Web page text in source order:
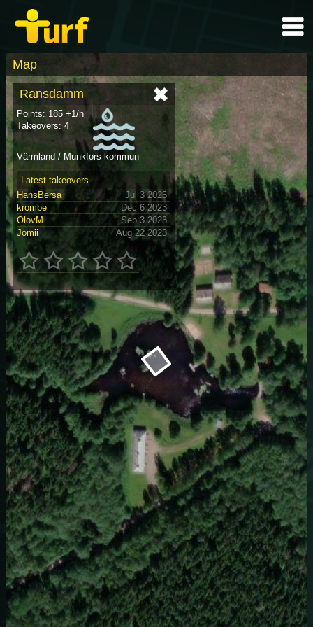
Map
Ransdamm
Points: 185 +1/h
Takeovers: 4
Värmland / Munkfors kommun
Latest takeovers
HansBersa
Jul 3 2025
krombe
Dec 6 2023
OlovM
Sep 3 2023
Jomii
Aug 22 2023